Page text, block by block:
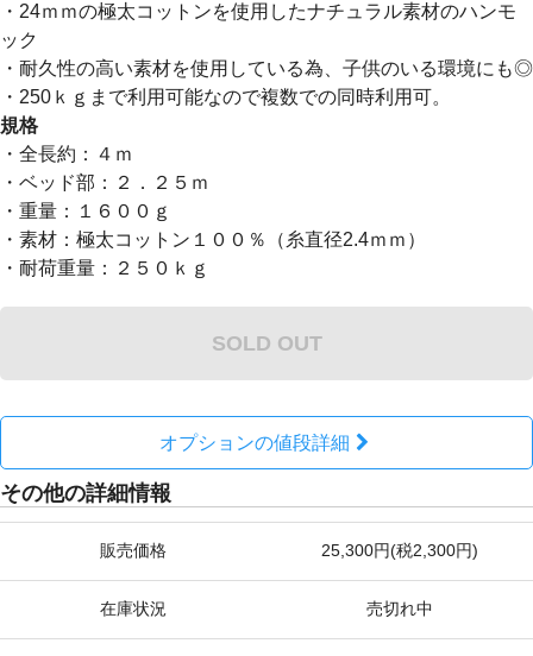
・24ｍｍの極太コットンを使用したナチュラル素材のハンモ
ック
・耐久性の高い素材を使用している為、子供のいる環境にも◎
・250ｋｇまで利用可能なので複数での同時利用可。
規格
・全長約：４ｍ
・ベッド部：２．２５ｍ
・重量：１６００ｇ
・素材：極太コットン１００％（糸直径2.4ｍｍ）
・耐荷重量：２５０ｋｇ
SOLD OUT
オプションの値段詳細
その他の詳細情報
販売価格 25,300円(税2,300円)
在庫状況 売切れ中